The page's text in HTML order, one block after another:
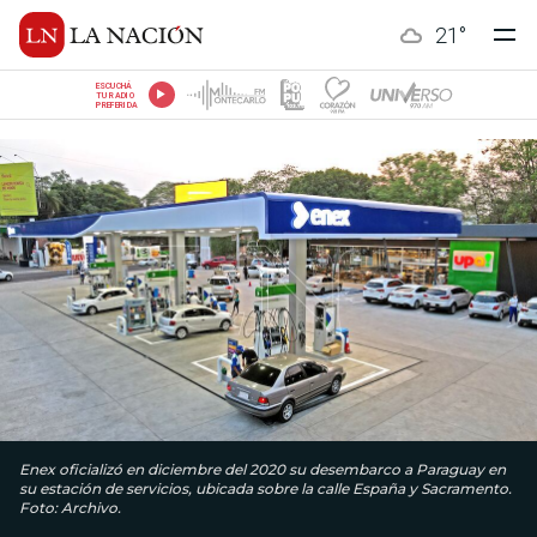
21 °
ESCUCHÁ
TU RADIO
PREFERIDA
Enex oficializó en diciembre del 2020 su desembarco a Paraguay en
su estación de servicios, ubicada sobre la calle España y Sacramento.
Foto: Archivo.